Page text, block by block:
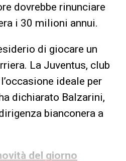
dovrebbe rinunciare
i 30 milioni annui.
di giocare un
La Juventus, club
ideale per
dichiarato Balzarini,
bianconera a
del giorno